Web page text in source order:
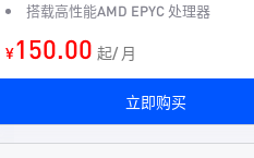
搭载高性能AMD EPYC 处理器
¥150.00 起/ 月
立即购买